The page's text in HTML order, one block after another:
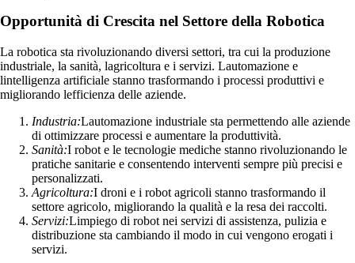
Opportunità di Crescita nel Settore della Robotica
La robotica sta rivoluzionando diversi settori, tra cui la produzione
industriale, la sanità, lagricoltura e i servizi. Lautomazione e
lintelligenza artificiale stanno trasformando i processi produttivi e
migliorando lefficienza delle aziende.
Industria:Lautomazione industriale sta permettendo alle aziende
di ottimizzare processi e aumentare la produttività.
Sanità:I robot e le tecnologie mediche stanno rivoluzionando le
pratiche sanitarie e consentendo interventi sempre più precisi e
personalizzati.
Agricoltura:I droni e i robot agricoli stanno trasformando il
settore agricolo, migliorando la qualità e la resa dei raccolti.
Servizi:Limpiego di robot nei servizi di assistenza, pulizia e
distribuzione sta cambiando il modo in cui vengono erogati i
servizi.